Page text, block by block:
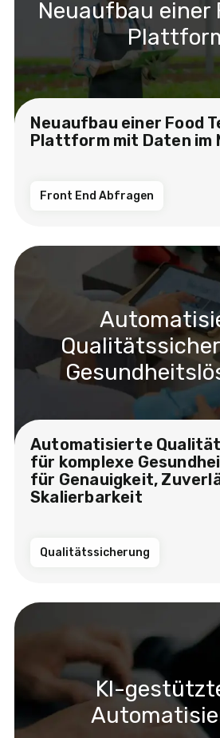
Neuaufbau einer
Neuaufbau einer Food
Plattform mit Daten im
Front End Abfragen
Automatisierte
für komplexe
für Genauigkeit,
Skalierbarkeit
Qualitätssicherung
KI-